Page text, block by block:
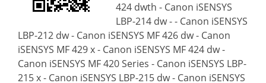
424 dwth - Canon iSENSYS
LBP-214 dw - - Canon iSENSYS
LBP-212 dw - Canon iSENSYS MF 426 dw - Canon
iSENSYS MF 429 x - Canon iSENSYS MF 424 dw -
Canon iSENSYS MF 420 Series - Canon iSENSYS LBP-
215 x - Canon iSENSYS LBP-215 dw - Canon iSENSYS